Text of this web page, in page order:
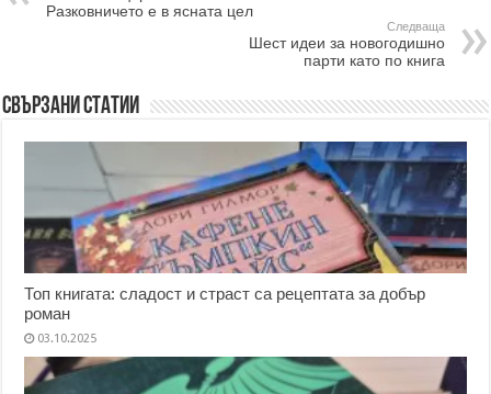
Разковничето е в ясната цел
Следваща
Шест идеи за новогодишно
парти като по книга
Свързани статии
Топ книгата: сладост и страст са рецептата за добър
роман
03.10.2025